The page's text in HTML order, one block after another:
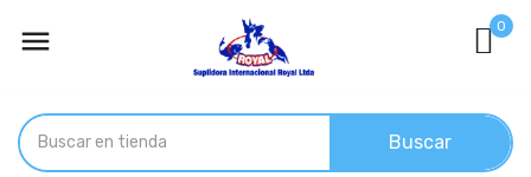
 0
Buscar